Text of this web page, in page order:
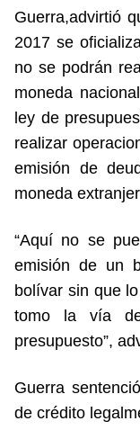
Guerra,advirtió
2017 se
no se podrán
moneda
ley de
realizar
emisión de
moneda
“Aquí no se
emisión de un
bolívar sin que
tomo la vía
presupuesto”,
Guerra
de crédito